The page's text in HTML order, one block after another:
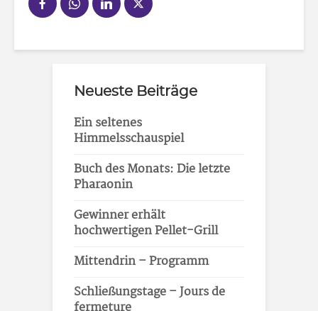
Neueste Beiträge
Ein seltenes
Himmelsschauspiel
Buch des Monats: Die letzte
Pharaonin
Gewinner erhält
hochwertigen Pellet-Grill
Mittendrin – Programm
Schließungstage – Jours de